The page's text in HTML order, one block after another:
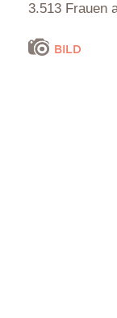
3.513 Frauen
BILD